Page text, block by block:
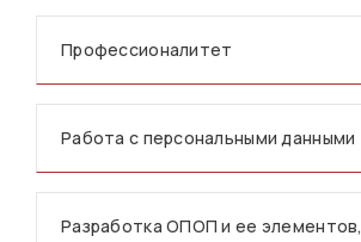
Профессионалитет
Работа с персональными данными
Разработка ОПОП и ее элементов,